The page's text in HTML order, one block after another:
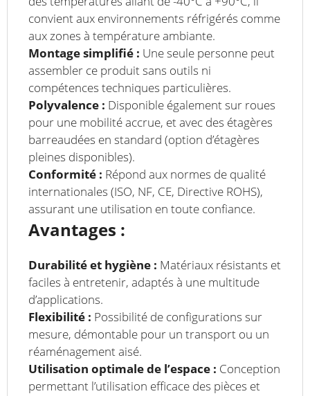
convient aux environnements réfrigérés comme
aux zones à température ambiante.
Montage simplifié : Une seule personne peut
assembler ce produit sans outils ni
compétences techniques particulières.
Polyvalence : Disponible également sur roues
pour une mobilité accrue, et avec des étagères
barreaudées en standard (option d’étagères
pleines disponibles).
Conformité : Répond aux normes de qualité
internationales (ISO, NF, CE, Directive ROHS),
assurant une utilisation en toute confiance.
Avantages :
Durabilité et hygiène : Matériaux résistants et
faciles à entretenir, adaptés à une multitude
d’applications.
Flexibilité : Possibilité de configurations sur
mesure, démontable pour un transport ou un
réaménagement aisé.
Utilisation optimale de l’espace : Conception
permettant l’utilisation efficace des pièces et